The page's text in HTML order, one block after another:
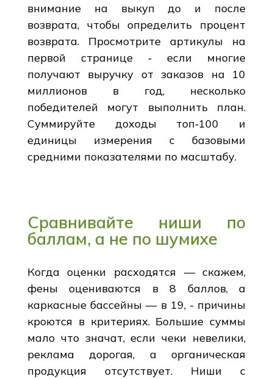
внимание на выкуп до и после
возврата, чтобы определить процент
возврата. Просмотрите артикулы на
первой странице ‑ если многие
получают выручку от заказов на 10
миллионов в год, несколько
победителей могут выполнить план.
Суммируйте доходы топ‑100 и
единицы измерения с базовыми
средними показателями по масштабу.
Сравнивайте ниши по
баллам, а не по шумихе
Когда оценки расходятся — скажем,
фены оцениваются в 8 баллов, а
каркасные бассейны — в 19, - причины
кроются в критериях. Большие суммы
мало что значат, если чеки невелики,
реклама дорогая, а органическая
продукция отсутствует. Ниши с